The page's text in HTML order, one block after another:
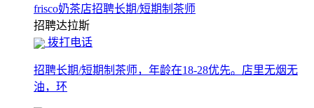
frisco奶茶店招聘长期/短期制茶师
招聘达拉斯
拨打电话
招聘长期/短期制茶师，年龄在18-28优先。店里无烟无
油，环